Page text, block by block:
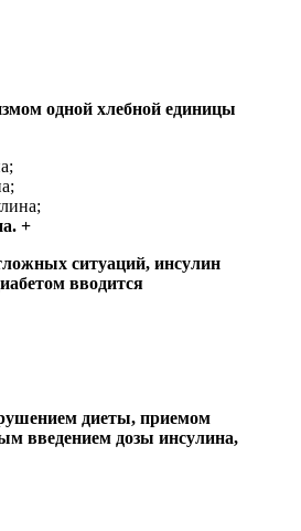
одной хлебной единицы
+
ситуаций, инсулин
вводится
диеты, приемом
введением дозы инсулина,